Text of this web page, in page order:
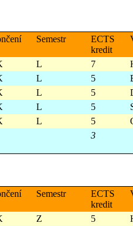
Semestr
ECTS
kredit
L 7
L 5
L 5
L 5
L 5
3
Semestr
ECTS
kredit
Z 5